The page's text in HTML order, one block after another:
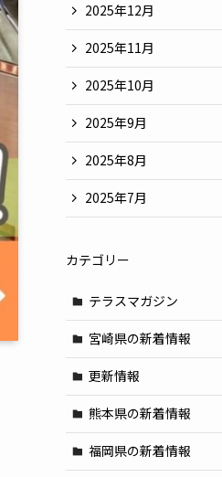
2025年12月
2025年11月
2025年10月
2025年9月
2025年8月
2025年7月
カテゴリー
テラスマガジン
宮崎県の新着情報
更新情報
熊本県の新着情報
福岡県の新着情報